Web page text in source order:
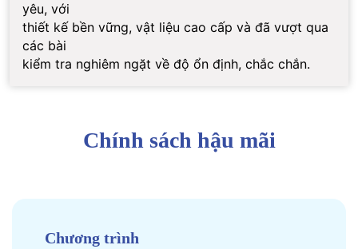
yêu, với
thiết kế bền vững, vật liệu cao cấp và đã vượt qua
các bài
kiểm tra nghiêm ngặt về độ ổn định, chắc chắn.
Chính sách hậu mãi
Chương trình